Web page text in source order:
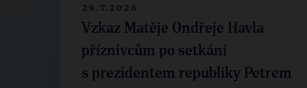
29.7.2026
Vzkaz Matěje Ondřeje Havla
příznivcům po setkání
s prezidentem republiky Petrem